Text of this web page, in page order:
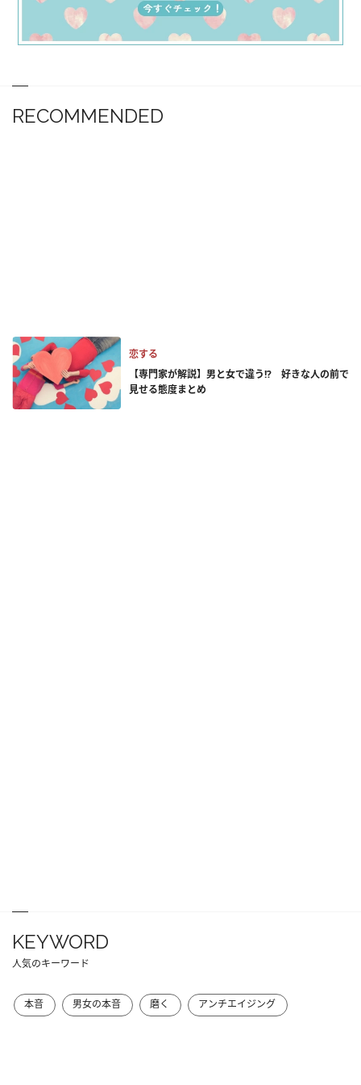
RECOMMENDED
恋する
【専門家が解説】男と女で違う!? 好きな人の前で
見せる態度まとめ
KEYWORD
人気のキーワード
本音 男女の本音 磨く アンチエイジング